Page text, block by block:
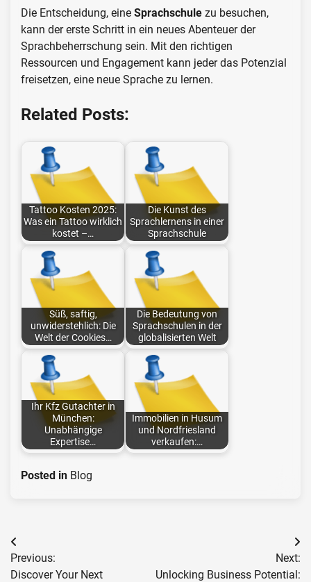
Die Entscheidung, eine Sprachschule zu besuchen,
kann der erste Schritt in ein neues Abenteuer der
Sprachbeherrschung sein. Mit den richtigen
Ressourcen und Engagement kann jeder das Potenzial
freisetzen, eine neue Sprache zu lernen.
Related Posts:
Tattoo Kosten 2025:
Was ein Tattoo wirklich
kostet –…
Die Kunst des
Sprachlernens in einer
Sprachschule
Süß, saftig,
unwiderstehlich: Die
Welt der Cookies…
Die Bedeutung von
Sprachschulen in der
globalisierten Welt
Ihr Kfz Gutachter in
München:
Unabhängige
Expertise…
Immobilien in Husum
und Nordfriesland
verkaufen:…
Posted in Blog
Post
navigation
Previous:
Discover Your Next
Next:
Unlocking Business Potential: